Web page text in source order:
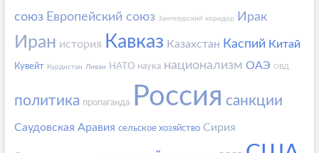
союз Европейский союз Зангезурский коридор Ирак
Иран история Кавказ Казахстан Каспий Китай
Кувейт Курдистан Ливан НАТО наука национализм ОАЭ ОВД
политика пропаганда Россия санкции
Саудовская Аравия сельское хозяйство Сирия